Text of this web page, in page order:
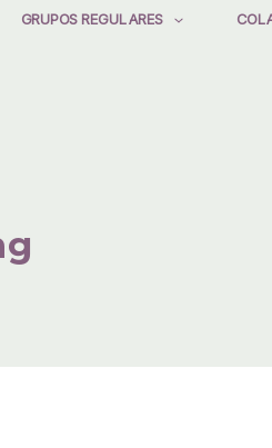
GRUPOS REGULARES